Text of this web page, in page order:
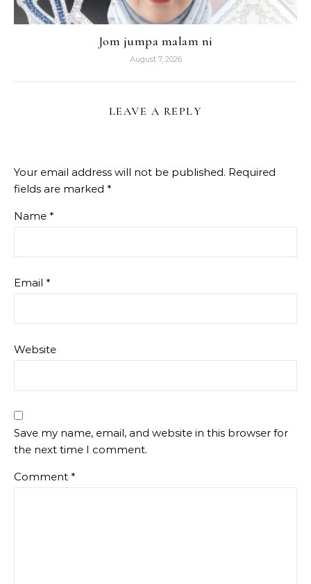
Jom jumpa malam ni
August 7, 2026
LEAVE A REPLY
Your email address will not be published. Required
fields are marked *
Name *
Email *
Website
Save my name, email, and website in this browser for
the next time I comment.
Comment *